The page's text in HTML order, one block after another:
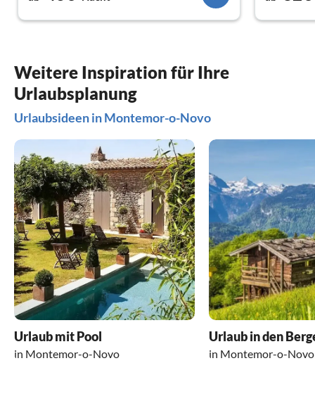
Weitere Inspiration für Ihre
Urlaubsplanung
Urlaubsideen in Montemor-o-Novo
Urlaub mit Pool
in Montemor-o-Novo
Urlaub in den
in Montemor-o-Novo